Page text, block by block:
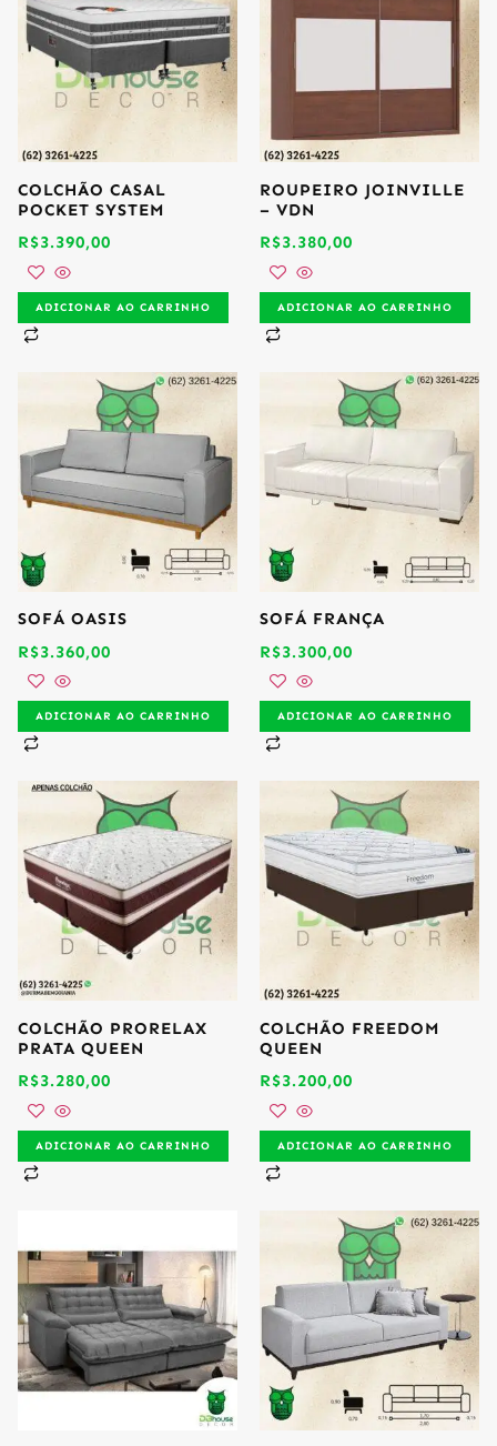
COLCHÃO CASAL
POCKET SYSTEM
R$3.390,00
ADICIONAR AO CARRINHO
ROUPEIRO JOINVILLE
– VDN
R$3.380,00
ADICIONAR AO CARRINHO
SOFÁ OASIS
R$3.360,00
ADICIONAR AO CARRINHO
SOFÁ FRANÇA
R$3.300,00
ADICIONAR AO CARRINHO
COLCHÃO PRORELAX
PRATA QUEEN
R$3.280,00
ADICIONAR AO CARRINHO
COLCHÃO FREEDOM
QUEEN
R$3.200,00
ADICIONAR AO CARRINHO